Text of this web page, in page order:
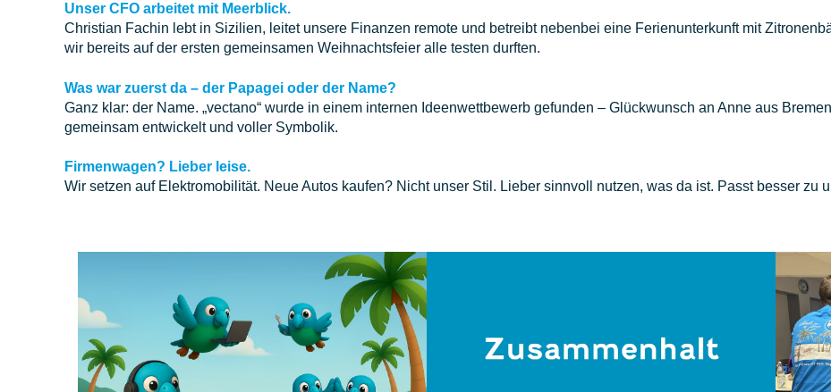
Unser CFO arbeitet mit Meerblick.
Christian Fachin lebt in Sizilien, leitet unsere Finanzen remote und betreibt nebenbei eine Ferienunterkunft mit
wir bereits auf der ersten gemeinsamen Weihnachtsfeier alle testen durften.
Was war zuerst da – der Papagei oder der Name?
Ganz klar: der Name. „vectano“ wurde in einem internen Ideenwettbewerb gefunden – Glückwunsch an Anne aus
gemeinsam entwickelt und voller Symbolik.
Firmenwagen? Lieber leise.
Wir setzen auf Elektromobilität. Neue Autos kaufen? Nicht unser Stil. Lieber sinnvoll nutzen, was da ist. Passt besser zu